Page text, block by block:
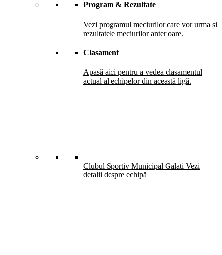
Program & Rezultate
Vezi programul meciurilor care vor urma și
rezultatele meciurilor anterioare.
Clasament
Apasă aici pentru a vedea clasamentul
actual al echipelor din această ligă.
Clubul Sportiv Municipal Galati Vezi
detalii despre echipă